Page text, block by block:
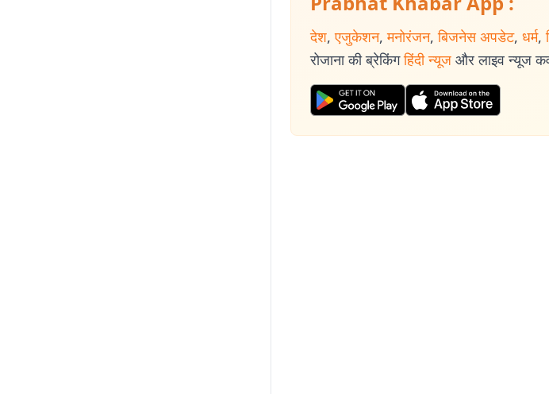
देश, एजुकेशन, मनोरंजन, बिजनेस अपडेट, धर्म,
रोजाना की ब्रेकिंग हिंदी न्यूज और लाइव न्यूज